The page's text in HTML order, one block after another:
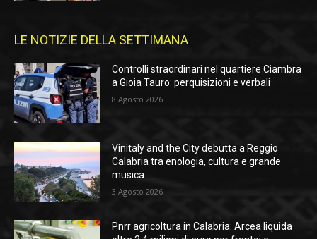
LE NOTIZIE DELLA SETTIMANA
Controlli straordinari nel quartiere Ciambra
a Gioia Tauro: perquisizioni e verbali
8 Agosto 2026
Vinitaly and the City debutta a Reggio
Calabria tra enologia, cultura e grande
musica
3 Agosto 2026
Pnrr agricoltura in Calabria: Arcea liquida